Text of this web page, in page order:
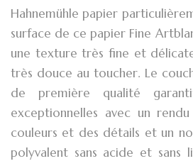
Hahnemühle papier
surface de ce papier Fine
une texture très fine et
très douce au toucher. Le
de première qualité
exceptionnelles avec un
couleurs et des détails et un
polyvalent sans acide et sans